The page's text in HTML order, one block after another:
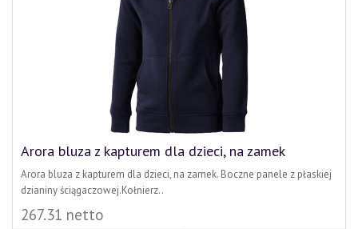
Arora bluza z kapturem dla dzieci, na zamek
Arora bluza z kapturem dla dzieci, na zamek. Boczne panele z płaskiej
dzianiny ściągaczowej.Kołnierz..
267.31 netto